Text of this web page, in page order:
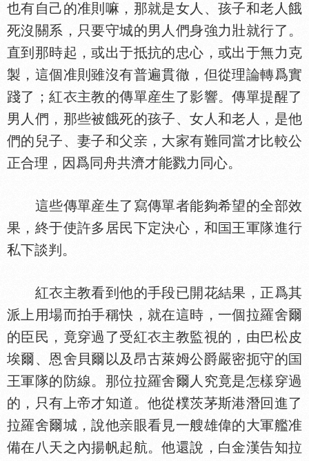
也有自己的准則嘛，那就是女人、孩子和老人餓
死沒關系，只要守城的男人們身強力壯就行了。
直到那時起，或出于抵抗的忠心，或出于無力克
製，這個准則雖沒有普遍貫徹，但從理論轉爲實
踐了；紅
主教的傳單産生了影響。傳單提醒了
男人們，那些被餓死的孩子、女人和老人，是他
們的兒子、妻子和父
，大家有難同當才比較公
正合理，因爲同舟共濟才能戮力同心。
這些傳單産生了寫傳單者能夠希望的全部效
果，終于使許多居民下定決心，和
王軍隊進行
私下談判。
紅
主教看到他的手段已開花結果，正爲其
派上用場而拍手稱快，就在這時，一個拉羅舍爾
的臣民，竟穿過了受紅
主教監視的，由巴松皮
埃爾、恩舍貝爾以及昂古萊姆公爵嚴密扼守的
王軍隊的防線。那位拉羅舍爾人究竟是怎樣穿過
的，只有上帝才知道。他從樸茨茅斯港潛回進了
拉羅舍爾城，說他
眼看見一艘雄偉的大軍艦准
備在八天之內揚帆起航。他還說，白金漢告知拉